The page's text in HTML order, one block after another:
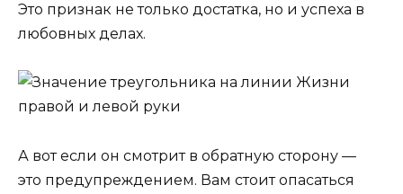
Это признак не только достатка, но и успеха в
любовных делах.
А вот если он смотрит в обратную сторону —
это предупреждением. Вам стоит опасаться